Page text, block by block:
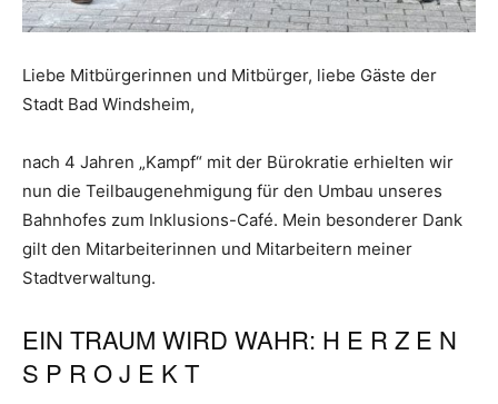
Liebe Mitbürgerinnen und Mitbürger, liebe Gäste der
Stadt Bad Windsheim,
nach 4 Jahren „Kampf“ mit der Bürokratie erhielten wir
nun die Teilbaugenehmigung für den Umbau unseres
Bahnhofes zum Inklusions-Café. Mein besonderer Dank
gilt den Mitarbeiterinnen und Mitarbeitern meiner
Stadtverwaltung.
EIN TRAUM WIRD WAHR: H E R Z E N
S P R O J E K T